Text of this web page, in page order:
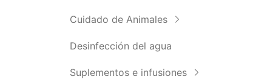
Cuidado de Animales
Desinfección del agua
Suplementos e infusiones